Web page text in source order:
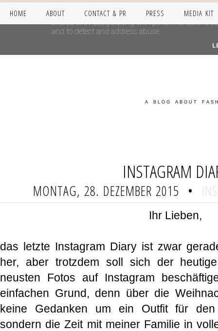
HOME ABOUT CONTACT & PR PRESS MEDIA KIT
A BLOG ABOUT
INSTAGRAM
MONTAG, 28. DEZEMBER 2015 •
Ihr Lieben,
das letzte Instagram Diary ist zwar
her, aber trotzdem soll sich der
neusten Fotos auf Instagram
einfachen Grund, denn über die
keine Gedanken um ein Outfit für
sondern die Zeit mit meiner Familie in
This site uses cookies from Google to deliver its
shared with Google along with performance and
and to detect and address abuse.